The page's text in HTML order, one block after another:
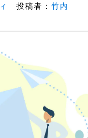
投稿者： 竹内